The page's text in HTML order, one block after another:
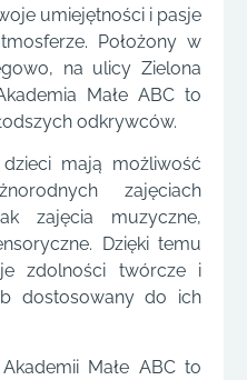
umiejętności i pasje
Położony w
na ulicy Zielona
Małe ABC to
odkrywców.
mają możliwość
zajęciach
zajęcia muzyczne,
Dzięki temu
zdolności twórcze i
dostosowany do ich
Małe ABC to